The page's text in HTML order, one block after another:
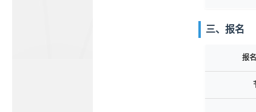
三、报名
报